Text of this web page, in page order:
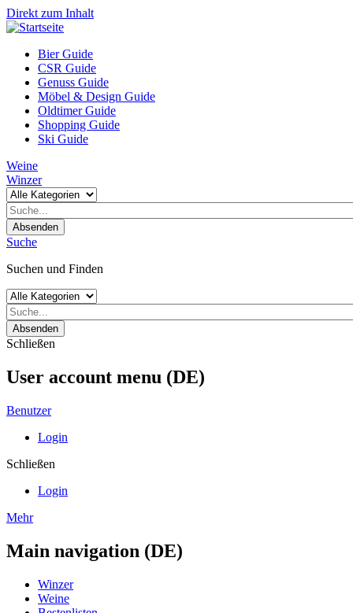
Direkt zum Inhalt
Bier Guide
CSR Guide
Genuss Guide
Möbel & Design Guide
Oldtimer Guide
Shopping Guide
Ski Guide
Weine
Winzer
Absenden
Suche
Suchen und Finden
Absenden
Schließen
User account menu (DE)
Benutzer
Login
Schließen
Login
Mehr
Main navigation (DE)
Winzer
Weine